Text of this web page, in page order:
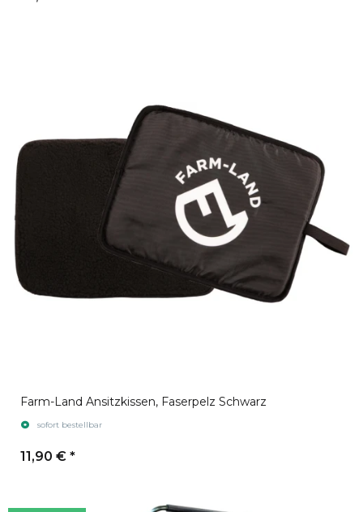
Farm-Land Ansitzkissen, Faserpelz Schwarz
sofort bestellbar
11,90 € *